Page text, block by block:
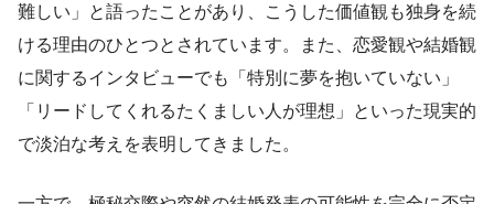
難しい」と語ったことがあり、こうした価値観も独身を続
ける理由のひとつとされています。また、恋愛観や結婚観
に関するインタビューでも「特別に夢を抱いていない」
「リードしてくれるたくましい人が理想」といった現実的
で淡泊な考えを表明してきました。